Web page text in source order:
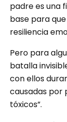
padre es una
base para
resiliencia
Pero para
batalla
con ellos
causadas por
tóxicos”.